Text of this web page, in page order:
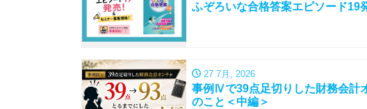
ふぞろいな合格答案エピソード19
27 7月, 2026
事例Ⅳで39点足切りした財務会計
のこと＜中編＞